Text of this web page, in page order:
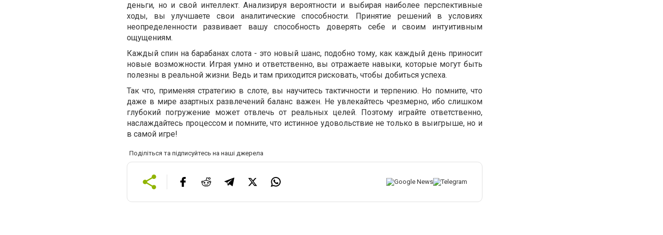
деньги, но и свой интеллект. Анализируя вероятности и выбирая наиболее перспективные
ходы, вы улучшаете свои аналитические способности. Принятие решений в условиях
неопределенности развивает вашу способность доверять себе и своим интуитивным
ощущениям.
Каждый спин на барабанах слота - это новый шанс, подобно тому, как каждый день приносит
новые возможности. Играя умно и ответственно, вы отражаете навыки, которые могут быть
полезны в реальной жизни. Ведь и там приходится рисковать, чтобы добиться успеха.
Так что, применяя стратегию в слоте, вы научитесь тактичности и терпению. Но помните, что
даже в мире азартных развлечений баланс важен. Не увлекайтесь чрезмерно, ибо слишком
глубокий погружение может отвлечь от реальных целей. Поэтому играйте ответственно,
наслаждайтесь процессом и помните, что истинное удовольствие не только в выигрыше, но и
в самой игре!
Поділіться та підписуйтесь на наші джерела